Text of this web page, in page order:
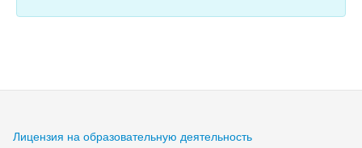
Лицензия на образовательную деятельность